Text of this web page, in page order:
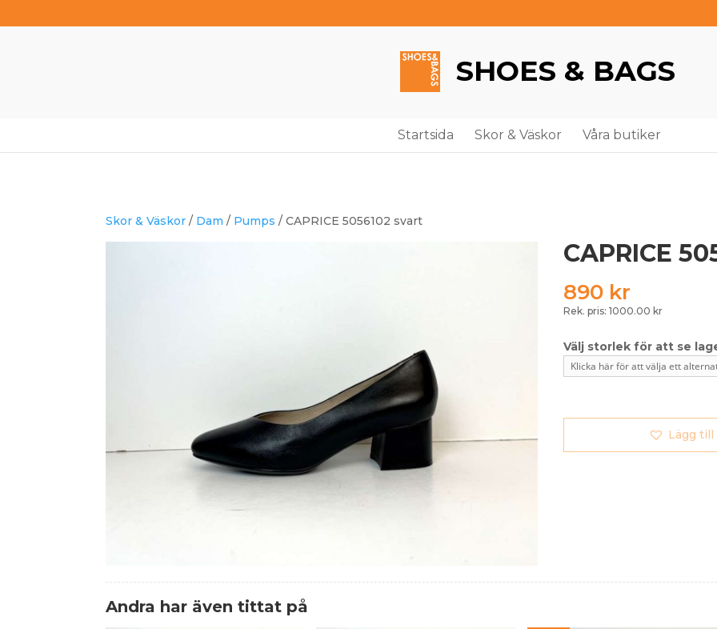
SHOES & BAGS
Startsida Skor & Väskor Våra butiker
Skor & Väskor / Dam / Pumps / CAPRICE 5056102 svart
CAPRICE
890 kr
Rek. pris: 1000.00 kr
Lägg
Andra har även tittat på